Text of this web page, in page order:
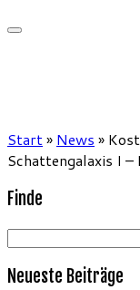
Start» News »
Schattengalaxis I –
Finde
Suchen
Neueste Beiträge